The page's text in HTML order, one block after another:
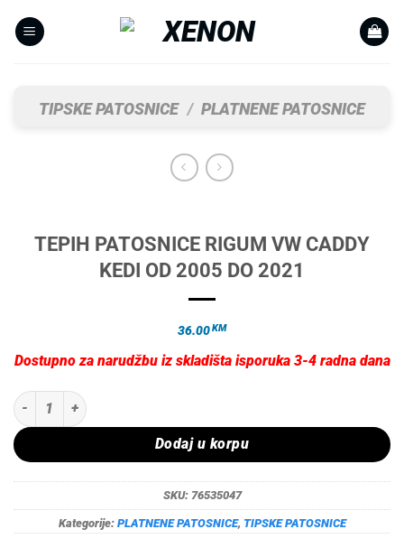
TIPSKE PATOSNICE / PLATNENE PATOSNICE
TEPIH PATOSNICE RIGUM VW CADDY
KEDI OD 2005 DO 2021
36.00KM
Dostupno za narudžbu iz skladišta isporuka 3-4 radna dana
TEPIH PATOSNICE RIGUM VW CADDY KEDI OD 2005 DO 2021 količina
Dodaj u korpu
SKU: 76535047
Kategorije: PLATNENE PATOSNICE, TIPSKE PATOSNICE